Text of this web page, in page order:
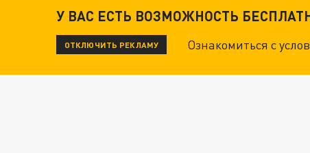
У ВАС ЕСТЬ ВОЗМОЖНОСТЬ
ОТКЛЮЧИТЬ РЕКЛАМУ Ознакомиться с